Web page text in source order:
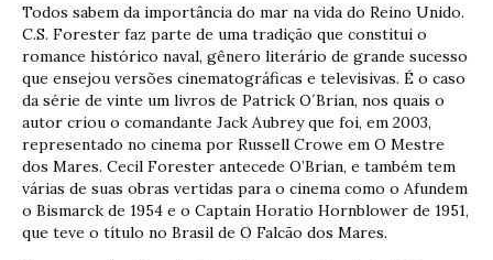
Todos sabem da importância do mar na vida do Reino Unido.
C.S. Forester faz parte de uma tradição que constitui o
romance histórico naval, gênero literário de grande sucesso
que ensejou versões cinematográficas e televisivas. É o caso
da série de vinte um livros de Patrick O´Brian, nos quais o
autor criou o comandante Jack Aubrey que foi, em 2003,
representado no cinema por Russell Crowe em O Mestre
dos Mares. Cecil Forester antecede O’Brian, e também tem
várias de suas obras vertidas para o cinema como o Afundem
o Bismarck de 1954 e o Captain Horatio Hornblower de 1951,
que teve o título no Brasil de O Falcão dos Mares.